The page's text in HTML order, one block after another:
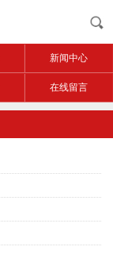
新闻中心
在线留言